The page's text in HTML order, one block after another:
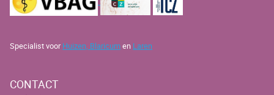
Specialist voor Huizen, Blaricumen Laren
CONTACT